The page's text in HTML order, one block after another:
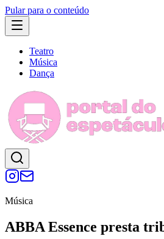
Pular para o conteúdo
Teatro
Música
Dança
Música
ABBA Essence presta